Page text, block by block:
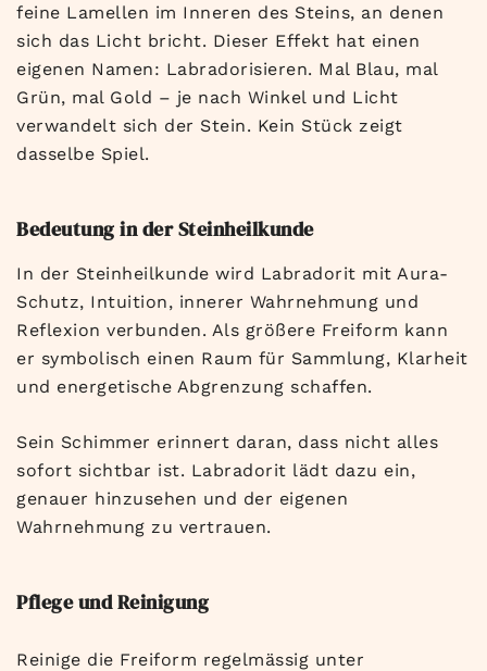
feine Lamellen im Inneren des Steins, an denen
sich das Licht bricht. Dieser Effekt hat einen
eigenen Namen: Labradorisieren. Mal Blau, mal
Grün, mal Gold – je nach Winkel und Licht
verwandelt sich der Stein. Kein Stück zeigt
dasselbe Spiel.
Bedeutung in der Steinheilkunde
In der Steinheilkunde wird Labradorit mit Aura-
Schutz, Intuition, innerer Wahrnehmung und
Reflexion verbunden. Als größere Freiform kann
er symbolisch einen Raum für Sammlung, Klarheit
und energetische Abgrenzung schaffen.
Sein Schimmer erinnert daran, dass nicht alles
sofort sichtbar ist. Labradorit lädt dazu ein,
genauer hinzusehen und der eigenen
Wahrnehmung zu vertrauen.
Pflege und Reinigung
Reinige die Freiform regelmässig unter